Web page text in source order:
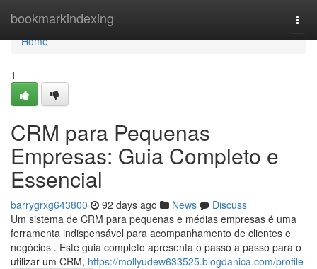
bookmarkindexing
Home
Home
1
CRM para Pequenas
Empresas: Guia Completo e
Essencial
barrygrxg643800 92 days ago News
Discuss
Um sistema de CRM para pequenas e médias empresas é uma
ferramenta indispensável para acompanhamento de clientes e
negócios . Este guia completo apresenta o passo a passo para o
utilizar um CRM, https://mollyudew633525.blogdanica.com/profile